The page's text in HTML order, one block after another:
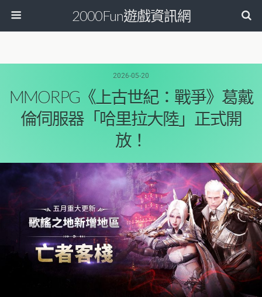
2000Fun遊戲資訊網
2026-05-20
MMORPG《上古世紀：戰爭》葛戴
倫伺服器「哈里拉大陸」正式開
放！